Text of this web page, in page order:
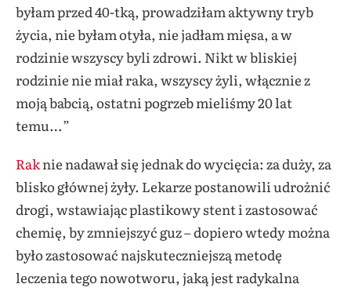
byłam przed 40-tką, prowadziłam aktywny tryb
życia, nie byłam otyła, nie jadłam mięsa, a w
rodzinie wszyscy byli zdrowi. Nikt w bliskiej
rodzinie nie miał raka, wszyscy żyli, włącznie z
moją babcią, ostatni pogrzeb mieliśmy 20 lat
temu…”
Raknie nadawał się jednak do wycięcia: za duży, za
blisko głównej żyły. Lekarze postanowili udrożnić
drogi, wstawiając plastikowy stent i zastosować
chemię, by zmniejszyć guz – dopiero wtedy można
było zastosować najskuteczniejszą metodę
leczenia tego nowotworu, jaką jest radykalna